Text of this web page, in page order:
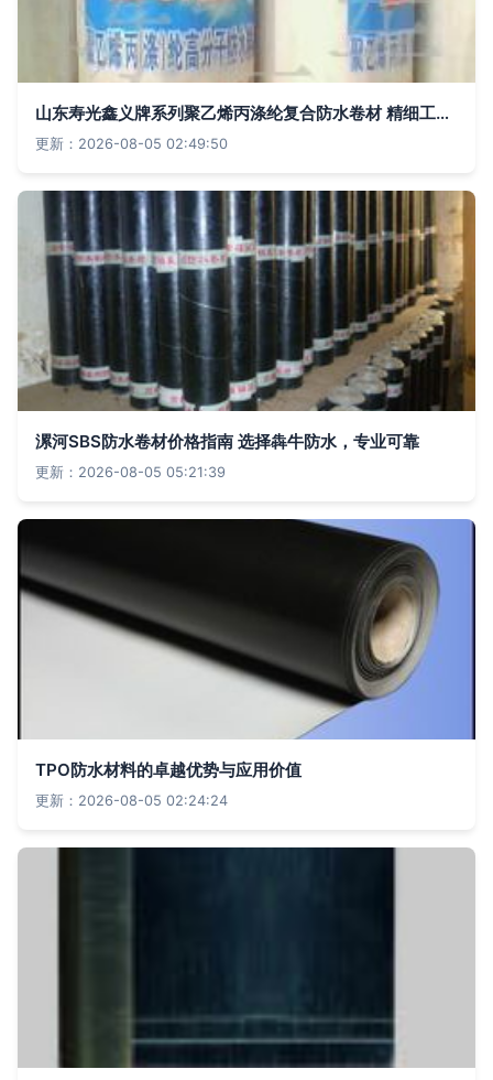
山东寿光鑫义牌系列聚乙烯丙涤纶复合防水卷材 精细工艺打造优质防水解决方案
更新：2026-08-05 02:49:50
漯河SBS防水卷材价格指南 选择犇牛防水，专业可靠
更新：2026-08-05 05:21:39
TPO防水材料的卓越优势与应用价值
更新：2026-08-05 02:24:24